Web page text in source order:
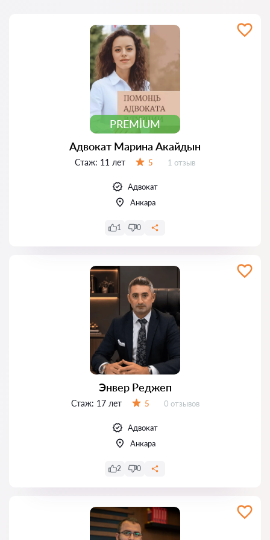
PREMIUM
Адвокат Марина Акайдын
Стаж: 11 лет 5 Отзывов:
1 отзыв
Адвокат
Анкара
1 0
Энвер Реджеп
Стаж: 17 лет 5 Отзывов:
0 отзывов
Адвокат
Анкара
2 0